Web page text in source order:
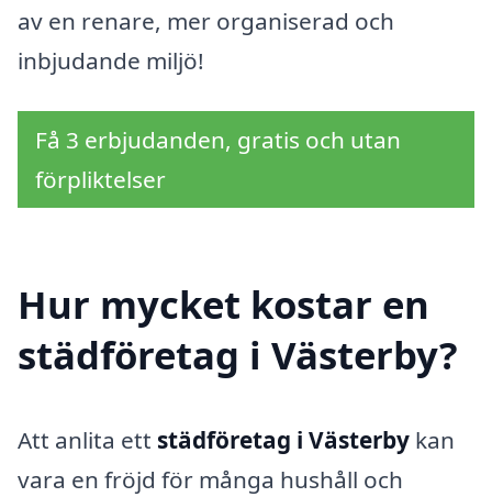
av en renare, mer organiserad och
inbjudande miljö!
Få 3 erbjudanden, gratis och utan
förpliktelser
Hur mycket kostar en
städföretag i Västerby?
Att anlita ett städföretag i Västerby kan
vara en fröjd för många hushåll och